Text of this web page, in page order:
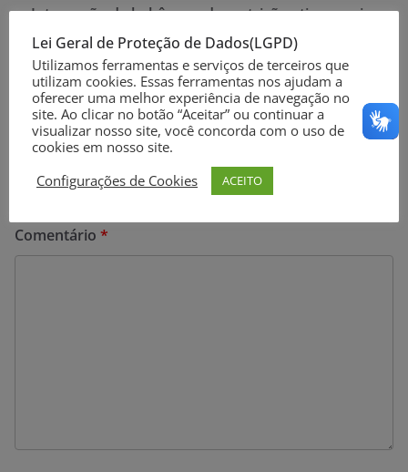
Internação de bebês por desnutrição atinge maior
nível em 13 anos
Deixe um comentário
O seu endereço de e-mail não será publicado.
obrigatórios são marcados com*
Comentário *
Lei Geral de Proteção de Dados(LGPD)
Utilizamos ferramentas e serviços de terceiros que
utilizam cookies. Essas ferramentas nos ajudam a
oferecer uma melhor experiência de navegação no
site. Ao clicar no botão “Aceitar” ou continuar a
visualizar nosso site, você concorda com o uso de
cookies em nosso site.
Configurações de Cookies
ACEITO